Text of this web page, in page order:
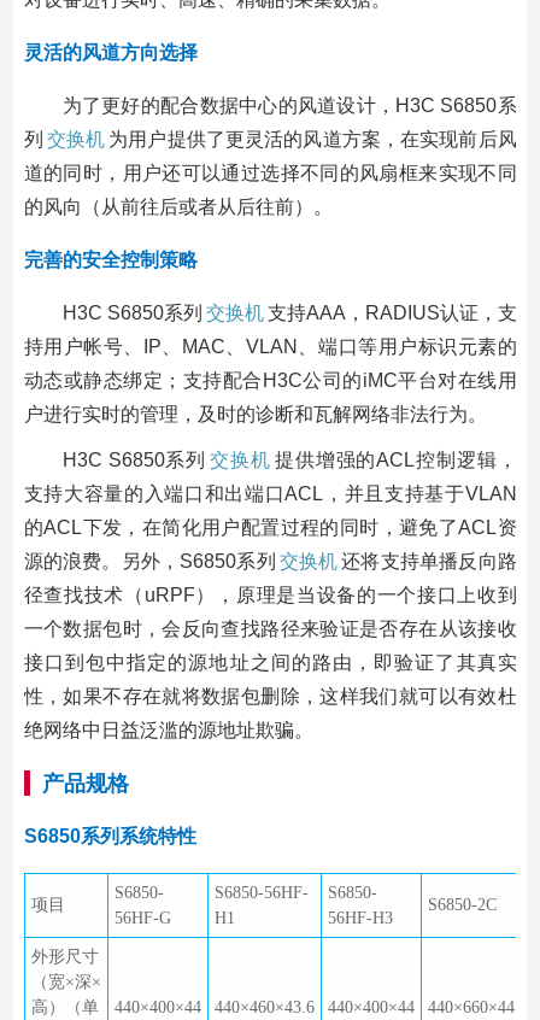
灵活的风道方向选择
为了更好的配合数据中心的风道设计，H3C S6850系
列 交换机 为用户提供了更灵活的风道方案，在实现前后风
道的同时，用户还可以通过选择不同的风扇框来实现不同
的风向（从前往后或者从后往前）。
完善的安全控制策略
H3C S6850系列 交换机支持AAA，RADIUS认证，支
持用户帐号、IP、MAC、VLAN、端口等用户标识元素的
动态或静态绑定；支持配合H3C公司的iMC平台对在线用
户进行实时的管理，及时的诊断和瓦解网络非法行为。
H3C S6850系列 交换机 提供增强的ACL控制逻辑，
支持大容量的入端口和出端口ACL，并且支持基于VLAN
的ACL下发，在简化用户配置过程的同时，避免了ACL资
源的浪费。另外，S6850系列 交换机还将支持单播反向路
径查找技术（uRPF），原理是当设备的一个接口上收到
一个数据包时，会反向查找路径来验证是否存在从该接收
接口到包中指定的源地址之间的路由，即验证了其真实
性，如果不存在就将数据包删除，这样我们就可以有效杜
绝网络中日益泛滥的源地址欺骗。
产品规格
S6850系列系统特性
项目
S6850-
56HF-G
S6850-56HF-
H1
S6850-
56HF-H3
S6850-2C
外形尺寸
（宽×深×
高）（单
440×400×44 440×460×43.6 440×400×44 440×660×44.2